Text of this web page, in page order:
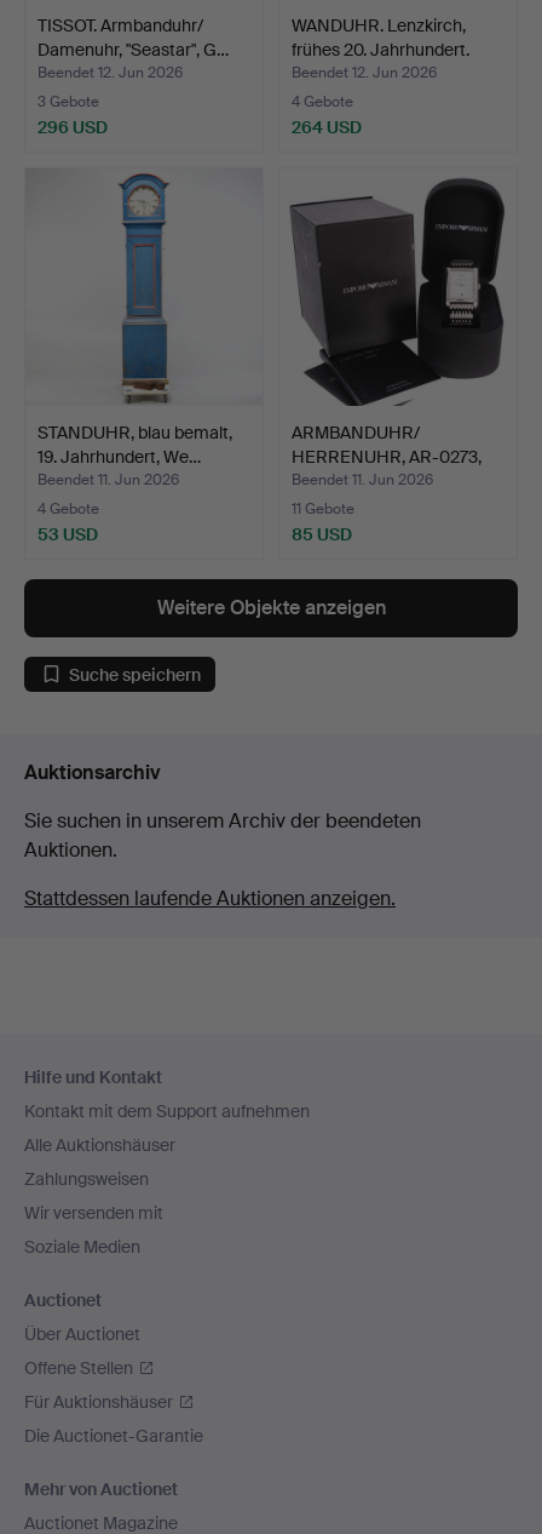
TISSOT. Armbanduhr/
Damenuhr, "Seastar", G…
Beendet 12. Jun 2026
3 Gebote
296 USD
WANDUHR. Lenzkirch,
frühes 20. Jahrhundert.
Beendet 12. Jun 2026
4 Gebote
264 USD
STANDUHR, blau bemalt,
19. Jahrhundert, We…
Beendet 11. Jun 2026
4 Gebote
53 USD
ARMBANDUHR/
HERRENUHR, AR-0273,
Quartz, Em…
Beendet 11. Jun 2026
11 Gebote
85 USD
Weitere Objekte anzeigen
Suche speichern
Auktionsarchiv
Sie suchen in unserem Archiv der beendeten
Auktionen.
Stattdessen laufende Auktionen anzeigen.
Navigation
Hilfe und Kontakt
Kontakt mit dem Support aufnehmen
Alle Auktionshäuser
Zahlungsweisen
Wir versenden mit
Soziale Medien
Auctionet
Über Auctionet
Offene Stellen
Für Auktionshäuser
Die Auctionet-Garantie
Mehr von Auctionet
Auctionet Magazine